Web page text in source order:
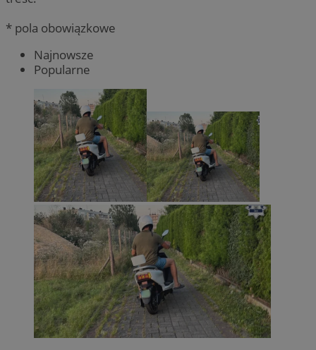
* pola obowiązkowe
Najnowsze
Popularne